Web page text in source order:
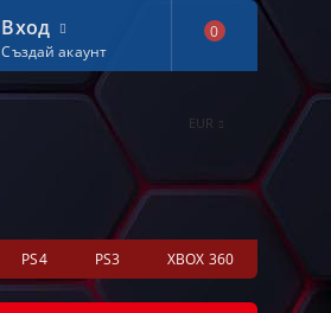
EUR
Вход
Създай акаунт
0
PS4 PS3 XBOX 360